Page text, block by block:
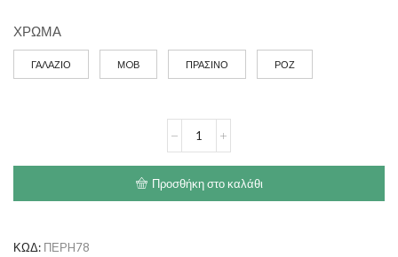
ΧΡΩΜΑ
ΓΑΛΑΖΙΟ ΜOΒ ΠΡΑΣΙΝΟ ΡΟΖ
ΓΑΤΑΣ
ποσότητα
Προσθήκη στο καλάθι
ΚΩΔ: ΠΕΡH78